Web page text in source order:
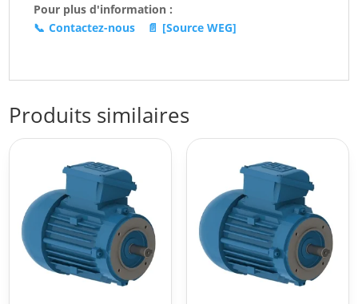
Pour plus d'information :
📞 Contactez-nous 📄 [Source WEG]
Produits similaires